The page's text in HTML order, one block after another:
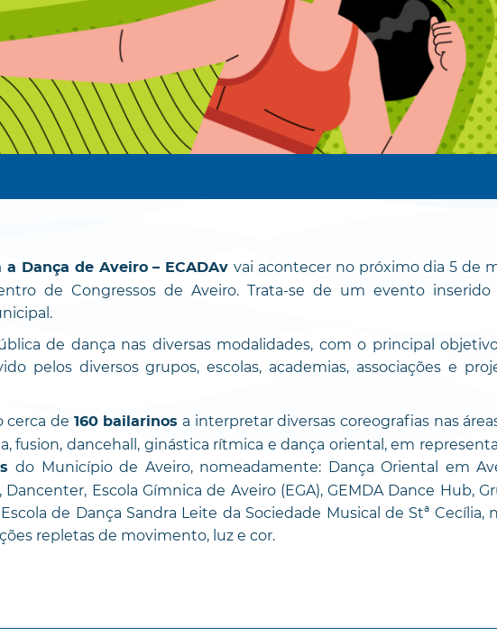
a Dança de Aveiro – ECADAvvai acontecer no próximo dia 5 de
de Congressos de Aveiro. Trata-se de um evento inserido
de dança nas diversas modalidades, com o principal
pelos diversos grupos, escolas, academias, associações e
cerca de 160 bailarinos a interpretar diversas coreografias nas
fusion, dancehall, ginástica rítmica e dança oriental, em
do Município de Aveiro, nomeadamente: Dança Oriental em
Escola Gímnica de Aveiro (EGA), GEMDA Dance Hub,
de Dança Sandra Leite da Sociedade Musical de Stª Cecília,
repletas de movimento, luz e cor.